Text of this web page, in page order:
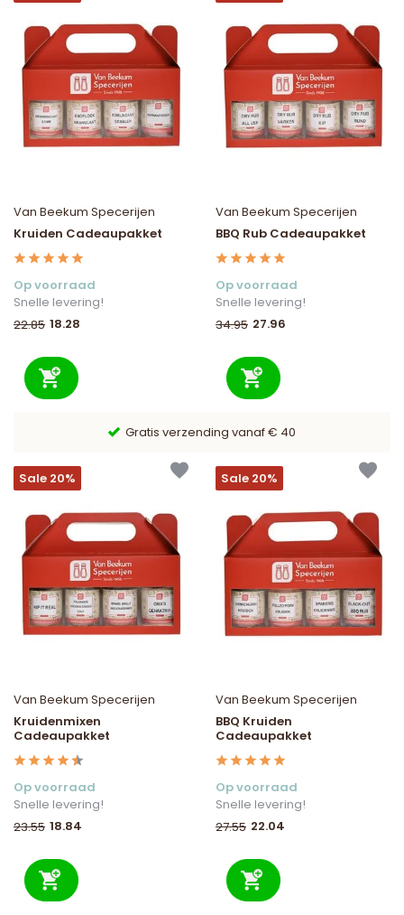
Van Beekum Specerijen
Kruiden Cadeaupakket
Op voorraad
Snelle levering!
22.85 18.28
Van Beekum Specerijen
BBQ Rub Cadeaupakket
Op voorraad
Snelle levering!
34.95 27.96
9,6/10 Webwinkelkeur ✔
Sale 20%
Van Beekum Specerijen
Kruidenmixen
Cadeaupakket
Op voorraad
Snelle levering!
23.55 18.84
Sale 20%
Van Beekum Specerijen
BBQ Kruiden
Cadeaupakket
Op voorraad
Snelle levering!
27.55 22.04